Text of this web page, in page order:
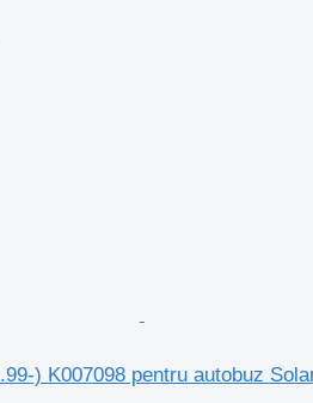
) K007098 pentru autobuz